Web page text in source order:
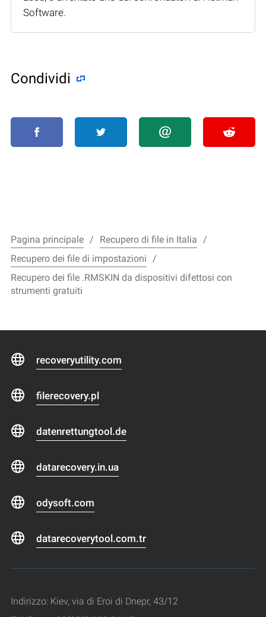
Software.
Condividi
Pagina principale
Recupero di file in Italia
Recupero dei file di impostazioni
Recupero dei file .RMSKIN da dispositivi difettosi con
strumenti gratuiti
recoveryutility.com
filerecovery.pl
datenrettungtool.de
datarecovery.in.ua
odysoft.com
datarecoverytool.com.tr
Indirizzo: Kiev, via di Eroi di Dnepr, 43/12